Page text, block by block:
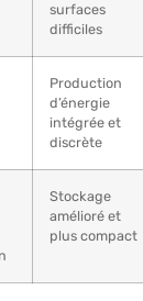
surfaces
difficiles
Production
d’énergie
intégrée et
discrète
Stockage
amélioré et
plus compact